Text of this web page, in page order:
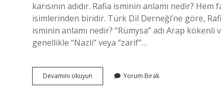
karısının adıdır. Rafia isminin anlamı nedir?
isimlerinden biridir. Türk Dil Derneği’ne göre,
isminin anlamı nedir? “Rümysa” adı Arap
genellikle “Nazli” veya “zarif”…
Devamını okuyun
Isminin
Yorum Bırak